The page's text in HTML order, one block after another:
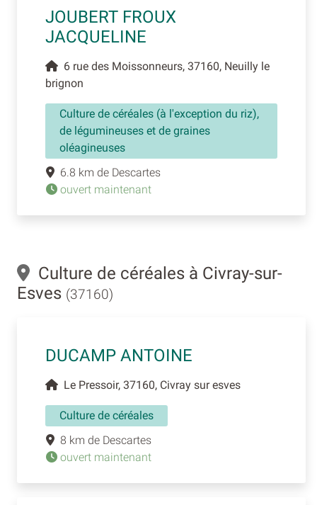
JOUBERT FROUX
JACQUELINE
6 rue des Moissonneurs, 37160, Neuilly le
brignon
Culture de céréales (à l'exception du riz),
de légumineuses et de graines
oléagineuses
6.8 km de Descartes
ouvert maintenant
Culture de céréales à Civray-sur-
Esves (37160)
DUCAMP ANTOINE
Le Pressoir, 37160, Civray sur esves
Culture de céréales
8 km de Descartes
ouvert maintenant